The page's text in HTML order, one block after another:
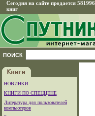
Сегодня на сайте продается 581996
книг
ПОИСК
НОВИНКИ
КНИГИ ПО СПЕЦЦЕНЕ
Литература для пользователей
компьютеров